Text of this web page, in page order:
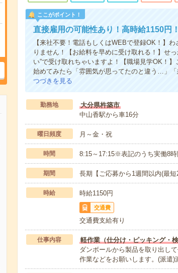
ここがポイント！
直接雇用の可能性あり！高時給1150円
【来社不要！電話もしくはWEBで登録OK！】
りません！【お給料を早めに受け取れる！】せ
い”で受け取れちゃいますよ！【職場見学OK！
始めてみたら「雰囲気が思ってたのと違う…」
つづきを見る
勤務地
大分県杵築市
中山香駅から車16分
曜日頻度 月～金・祝
時間 8:15～17:15※表記のうち実働8時
期間 長期【ご応募から1週間以内(最
時給 時給1150円
交通費
交通費支給有り
仕事内容
軽作業（仕分け・ピッキング・
ダンボールから製品を取り出し
作業などをお願いします。(派遣